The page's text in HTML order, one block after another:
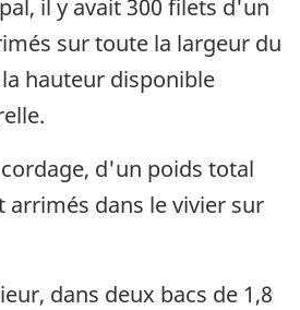
il y avait 300 filets d'un
sur toute la largeur du
hauteur disponible
d'un poids total
arrimés dans le vivier sur
dans deux bacs de 1,8